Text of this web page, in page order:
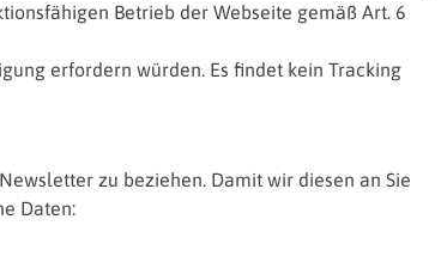
Betrieb der Webseite gemäß Art. 6
erfordern würden. Es findet kein Tracking
zu beziehen. Damit wir diesen an Sie
Daten: